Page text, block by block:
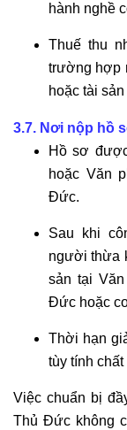
hành nghề
Thuế thu
trường hợp
hoặc tài
3.7. Nơi nộp hồ
Hồ sơ
hoặc Văn
Đức.
Sau khi
người thừa
sản tại
Đức hoặc
Thời hạn
tùy tính
Việc chuẩn bị
Thủ Đức không